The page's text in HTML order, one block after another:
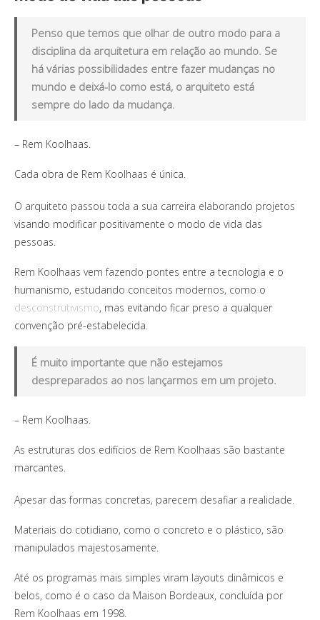
Penso que temos que olhar de outro modo para a
disciplina da arquitetura em relação ao mundo. Se
há várias possibilidades entre fazer mudanças no
mundo e deixá-lo como está, o arquiteto está
sempre do lado da mudança.
– Rem Koolhaas.
Cada obra de Rem Koolhaas é única.
O arquiteto passou toda a sua carreira elaborando projetos
visando modificar positivamente o modo de vida das
pessoas.
Rem Koolhaas vem fazendo pontes entre a tecnologia e o
humanismo, estudando conceitos modernos, como o
desconstrutivismo, mas evitando ficar preso a qualquer
convenção pré-estabelecida.
É muito importante que não estejamos
despreparados ao nos lançarmos em um projeto.
– Rem Koolhaas.
As estruturas dos edifícios de Rem Koolhaas são bastante
marcantes.
Apesar das formas concretas, parecem desafiar a realidade.
Materiais do cotidiano, como o concreto e o plástico, são
manipulados majestosamente.
Até os programas mais simples viram layouts dinâmicos e
belos, como é o caso da Maison Bordeaux, concluída por
Rem Koolhaas em 1998.